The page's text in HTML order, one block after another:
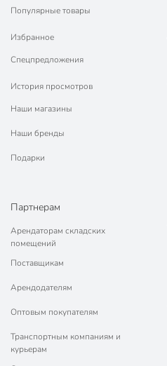
Популярные товары
Избранное
Спецпредложения
История просмотров
Наши магазины
Наши бренды
Подарки
Партнерам
Арендаторам складских
помещений
Поставщикам
Арендодателям
Оптовым покупателям
Транспортным компаниям и
курьерам